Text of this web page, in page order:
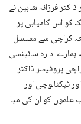
فرزانہ شاہین نے
کو اس کامیابی پر
کراچی سے مسلسل
ادارہ سائینسی
پروفیسر ڈاکٹر
ٹیکنالوجی اور
علموں کو ان کی میا